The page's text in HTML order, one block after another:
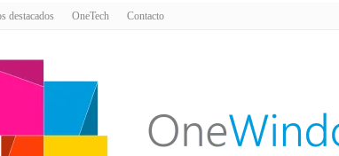
destacados OneTech Contacto